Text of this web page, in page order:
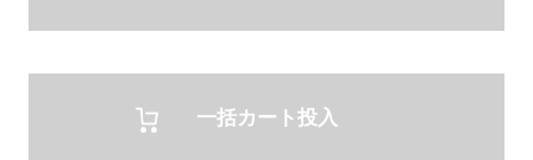
一括カート投入